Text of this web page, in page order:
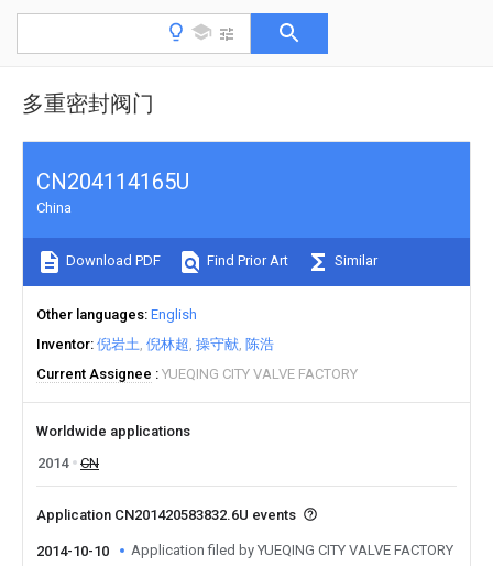
多重密封阀门
CN204114165U
China
Download PDF Find Prior Art Similar
Other languages English
Inventor 倪岩土 倪林超 操守献 陈浩
Current Assignee
YUEQING CITY VALVE FACTORY
Worldwide applications
2014
CN
Application CN201420583832.6U events
2014-10-10 Application filed by YUEQING CITY VALVE FACTORY